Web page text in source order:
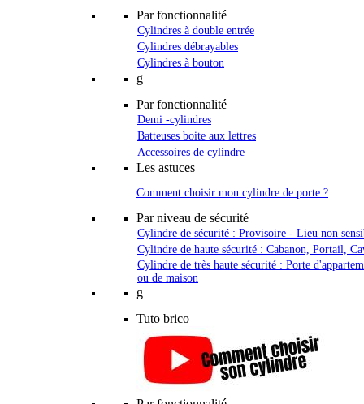
Par fonctionnalité
Cylindres à double entrée
Cylindres débrayables
Cylindres à bouton
g
Par fonctionnalité
Demi -cylindres
Batteuses boite aux lettres
Accessoires de cylindre
Les astuces
Comment choisir mon cylindre de porte ?
Par niveau de sécurité
Cylindre de sécurité : Provisoire - Lieu non
Cylindre de haute sécurité : Cabanon, Portail,
Cylindre de très haute sécurité : Porte
ou de maison
g
Tuto brico